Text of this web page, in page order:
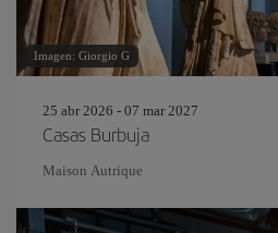
Imagen: Giorgio G
25 abr 2026 - 07 mar 2027
Casas Burbuja
Maison Autrique